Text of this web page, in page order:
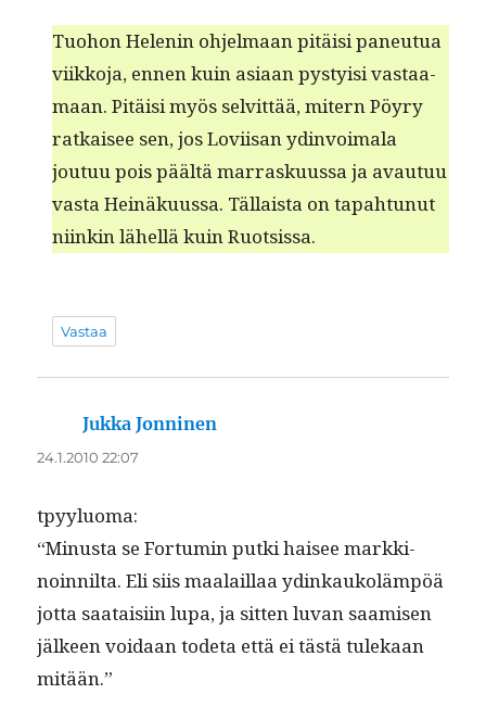
Tuo­hon Helenin ohjel­maan pitäisi paneu­tua
viikko­ja, ennen kuin asi­aan pysty­isi vas­taa­
maan. Pitäisi myös selvit­tää, mitern Pöyry
ratkaisee sen, jos Lovi­isan ydin­voimala
joutuu pois päältä mar­rasku­us­sa ja avau­tuu
vas­ta Heinäku­us­sa. Täl­laista on tapah­tunut
niinkin lähel­lä kuin Ruotsissa.
Vastaa
Jukka Jonninen
24.1.2010 22:07
tpyy­lu­o­ma:
“Minus­ta se For­tu­min put­ki haisee markki­
noin­nil­ta. Eli siis maalail­laa ydinkaukoläm­pöä
jot­ta saataisi­in lupa, ja sit­ten luvan saamisen
jäl­keen voidaan tode­ta että ei tästä tulekaan
mitään.”